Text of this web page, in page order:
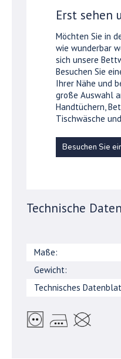
Erst sehen
Möchten Sie in
wie wunderbar
sich unsere
Besuchen Sie
Ihrer Nähe und
große Auswahl
Handtüchern,
Tischwäsche
Besuchen Sie
Technische Daten
Maße:
Gewicht:
Technisches